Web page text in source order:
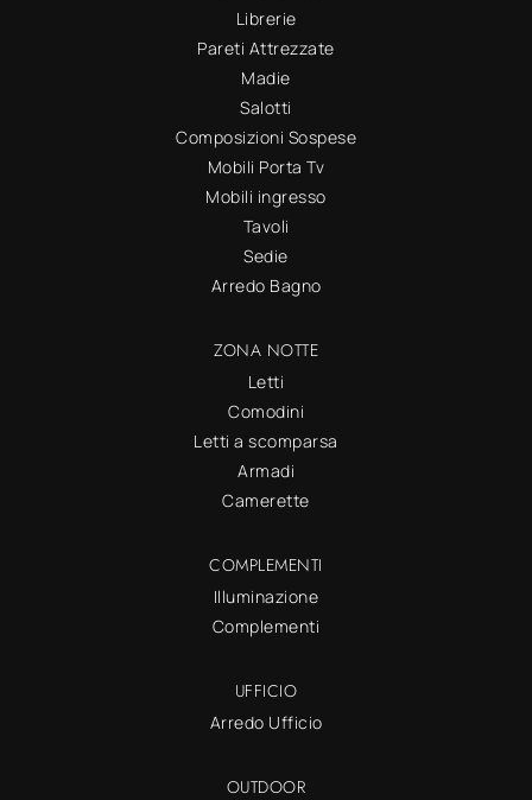
Librerie
Pareti Attrezzate
Madie
Salotti
Composizioni Sospese
Mobili Porta Tv
Mobili ingresso
Tavoli
Sedie
Arredo Bagno
ZONA NOTTE
Letti
Comodini
Letti a scomparsa
Armadi
Camerette
COMPLEMENTI
Illuminazione
Complementi
UFFICIO
Arredo Ufficio
OUTDOOR